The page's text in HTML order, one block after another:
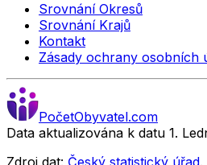
Srovnání Okresů
Srovnání Krajů
Kontakt
Zásady ochrany osobních
PočetObyvatel.com
Data aktualizována k datu 1.